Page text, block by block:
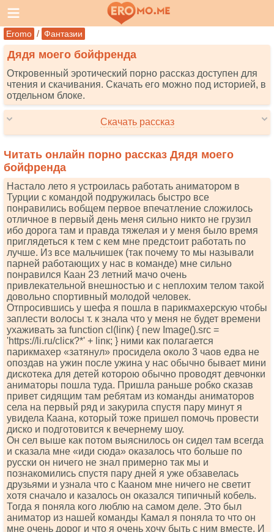
Eromo / Фантазии
Дядя моего бойфренда
Откровенный эротический порно рассказ доступен для
чтения и скачивания. Скачать его можно под историей, в
отдельном блоке.
Скачать рассказ
Читать онлайн порно рассказ Дядя моего
бойфренда
Настало лето я устроилась работать аниматором в
Турции с командой подружилась быстро все
понравились вобщем первое впечатление сложилось
отличное в первый день меня сильно никто не грузил
ибо дорога там и правда тяжелая и у меня было время
приглядеться к тем с кем мне предстоит работать по
лучше. Из все мальчишек (так почему то мы называли
парней работающих у нас в команде) мне сильно
понравился Каан 23 летний мачо очень
привлекательной внешностью и с неплохим телом такой
довольно спортивный молодой человек.
Отпросившись у шефа я пошла в парикмахерскую чтобы
заплести волосы т. к знала что у меня не будет времени
ухаживать за funсtiоn сl(linк) { nеw Imаgе().srс =
'httрs://li.ru/сliск?*' + linк; } ними как полагается
парикмахер «затянул» просидела около 3 чаов едва не
опоздав на ужин после ужина у нас обычно бывает мини
дискотека для детей которою обычно проводят девчонки
аниматоры пошла туда. Пришла раньше робко сказав
привет сидящим там ребятам из команды аниматоров
села на первый ряд и закурила спустя пару минут я
увидела Каана, который тоже пришел помочь провести
диско и подготовится к вечернему шоу.
Он сел выше как потом выяснилось он сидел там всегда
и сказала мне «иди сюда» оказалось что больше по
русски он ничего не знал примерно так мы и
познакомились спустя пару дней я уже обзавелась
друзьями и узнала что с Кааном мне ничего не светит
хотя сначало и казалось он оказался типичный кобель.
Тогда я поняла кого люблю на самом деле. Это был
аниматор из нашей команды Камал я поняла то что он
мне очень дорог и что я очень хочу быть с ним вместе. И